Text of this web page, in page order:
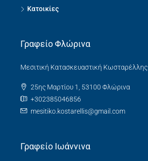
Κατοικίες
Γραφείο Φλώρινα
Μεσιτική Κατασκευαστική Κωσταρέλλης.
25ης Μαρτίου 1, 53100 Φλώρινα
+302385046856
mesitiko.kostarellis@gmail.com
Γραφείο Ιωάννινα